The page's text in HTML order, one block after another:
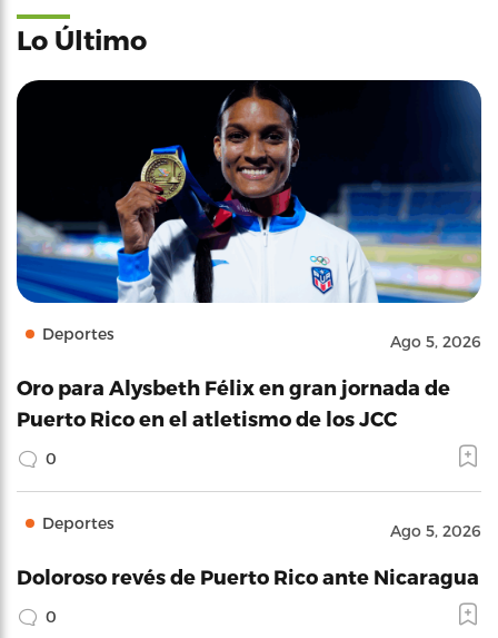
Lo Último
Deportes Ago 5, 2026
Oro para Alysbeth Félix en gran jornada de
Puerto Rico en el atletismo de los JCC
0
Deportes Ago 5, 2026
Doloroso revés de Puerto Rico ante Nicaragua
0